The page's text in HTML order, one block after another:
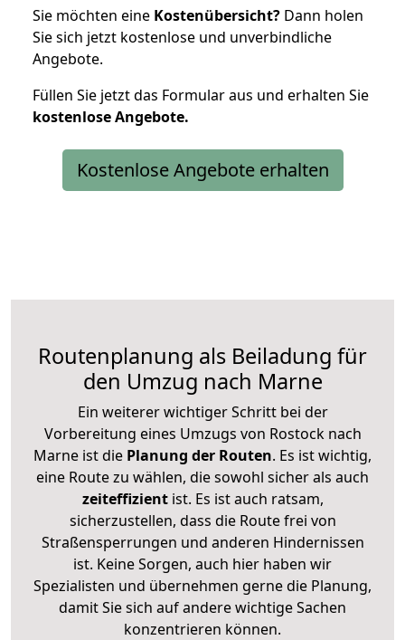
Sie möchten eine Kostenübersicht? Dann holen
Sie sich jetzt kostenlose und unverbindliche
Angebote.
Füllen Sie jetzt das Formular aus und erhalten Sie
kostenloseAngebote.
Kostenlose Angebote erhalten
Routenplanung als Beiladung für
den Umzug nach Marne
Ein weiterer wichtiger Schritt bei der
Vorbereitung eines Umzugs von Rostock nach
Marne ist die Planung der Routen. Es ist wichtig,
eine Route zu wählen, die sowohl sicher als auch
zeiteffizientist. Es ist auch ratsam,
sicherzustellen, dass die Route frei von
Straßensperrungen und anderen Hindernissen
ist. Keine Sorgen, auch hier haben wir
Spezialisten und übernehmen gerne die Planung,
damit Sie sich auf andere wichtige Sachen
konzentrieren können.